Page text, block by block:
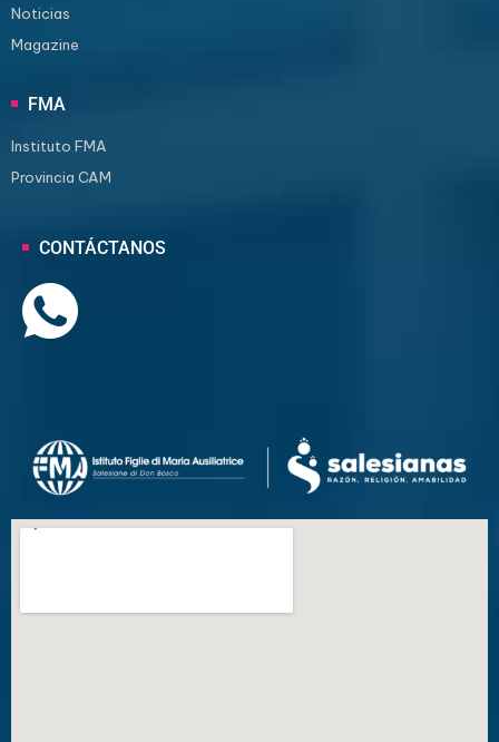
Noticias
Magazine
FMA
Instituto FMA
Provincia CAM
CONTÁCTANOS